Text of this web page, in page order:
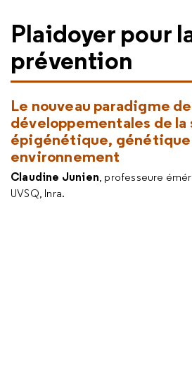
Plaidoyer pour
prévention
Le nouveau paradigme
développementales de la
épigénétique,
environnement
Claudine Junien, professeure
UVSQ, Inra.